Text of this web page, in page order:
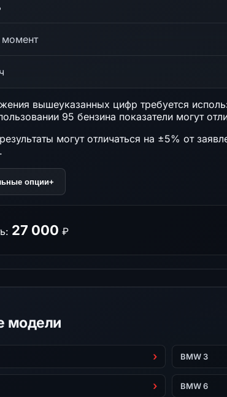
вышеуказанных цифр требуется
95 бензина показатели могут
могут отличаться на ±5% от
опции+
27 000 ₽
модели
BMW 3
BMW 6